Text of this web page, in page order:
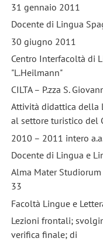
31 gennaio 2011
Docente di Lingua
30 giugno 2011
Centro Interfacoltà di
"L.Heilmann"
CILTA – P.zza S.
Attività didattica della
al settore turistico del
2010 – 2011 intero
Docente di Lingua e
Alma Mater
33
Facoltà Lingue e
Lezioni frontali;
verifica finale; di